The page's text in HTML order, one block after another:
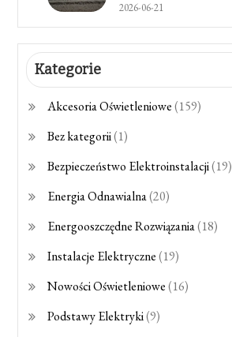
2026-06-21
Kategorie
Akcesoria Oświetleniowe(159)
Bez kategorii(1)
Bezpieczeństwo Elektroinstalacji(19)
Energia Odnawialna(20)
Energooszczędne Rozwiązania(18)
Instalacje Elektryczne(19)
Nowości Oświetleniowe(16)
Podstawy Elektryki(9)